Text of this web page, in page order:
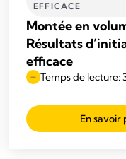
EFFICACE
Montée en
Résultats
efficace
Temps de lecture:
En savoir